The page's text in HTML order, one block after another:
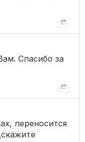
Спасибо за
переносится